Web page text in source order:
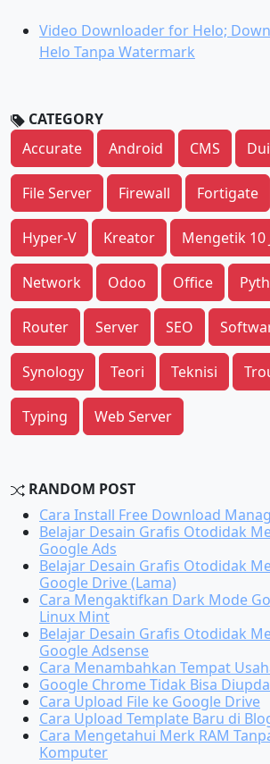
Video Downloader for Helo;
Helo Tanpa Watermark
CATEGORY
Accurate
Android CMS
File Server Firewall Fortigate
Hyper-V Kreator Mengetik 10
Network Odoo Office
Router Server SEO
Synology Teori Teknisi
Typing Web Server
RANDOM POST
Cara Install Free Download
Belajar Desain Grafis Otodidak
Google Ads
Belajar Desain Grafis Otodidak
Google Drive (Lama)
Cara Mengaktifkan Dark Mode
Linux Mint
Belajar Desain Grafis Otodidak
Google Adsense
Cara Menambahkan Tempat
Google Chrome Tidak Bisa
Cara Upload File ke Google Drive
Cara Upload Template Baru di
Cara Mengetahui Merk RAM
Komputer